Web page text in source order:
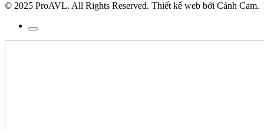
© 2025 ProAVL. All Rights Reserved. Thiết kế web bởi Cánh Cam.